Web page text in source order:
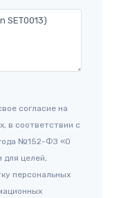
согласие на
в соответствии с
№152-ФЗ «О
для целей,
персональных